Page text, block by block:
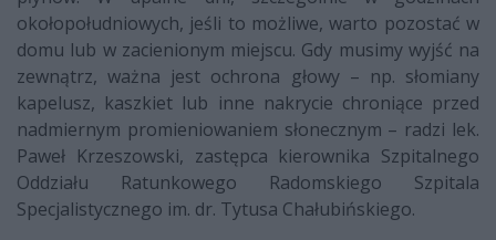
okołopołudniowych, jeśli to możliwe, warto pozostać w
domu lub w zacienionym miejscu. Gdy musimy wyjść na
zewnątrz, ważna jest ochrona głowy – np. słomiany
kapelusz, kaszkiet lub inne nakrycie chroniące przed
nadmiernym promieniowaniem słonecznym – radzi lek.
Paweł Krzeszowski, zastępca kierownika Szpitalnego
Oddziału Ratunkowego Radomskiego Szpitala
Specjalistycznego im. dr. Tytusa Chałubińskiego.